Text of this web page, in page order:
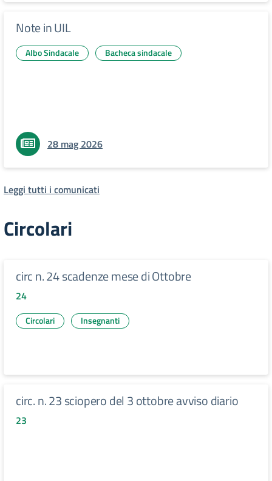
Note in UIL
Albo Sindacale Bacheca sindacale
28 mag 2026
Leggi tutti i comunicati
Circolari
circ n. 24 scadenze mese di Ottobre
24
Circolari Insegnanti
circ. n. 23 sciopero del 3 ottobre avviso diario
23